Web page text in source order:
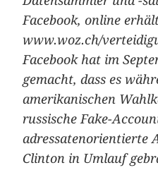
Facebook, online
www.woz.ch/
Facebook hat im
gemacht, dass es
amerikanischen
russische Fake-
adressatenorientierte
Clinton in Umlauf